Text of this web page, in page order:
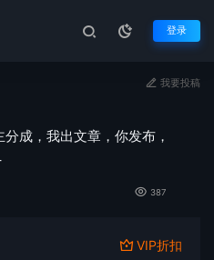
登录
我要投稿
成，我出文章，你发布，
387
VIP折扣